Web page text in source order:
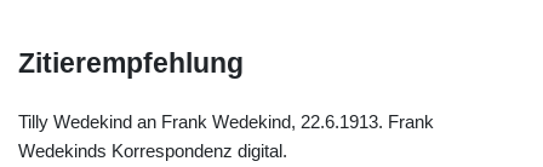
Zitierempfehlung
Tilly Wedekind an Frank Wedekind, 22.6.1913. Frank
Wedekinds Korrespondenz digital.